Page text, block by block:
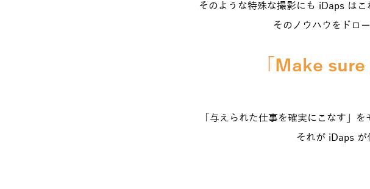
そのような特殊な撮影にも iDaps は
そのノウハウをドロ
「Make
「与えられた仕事を確実にこなす」
それが iDaps が